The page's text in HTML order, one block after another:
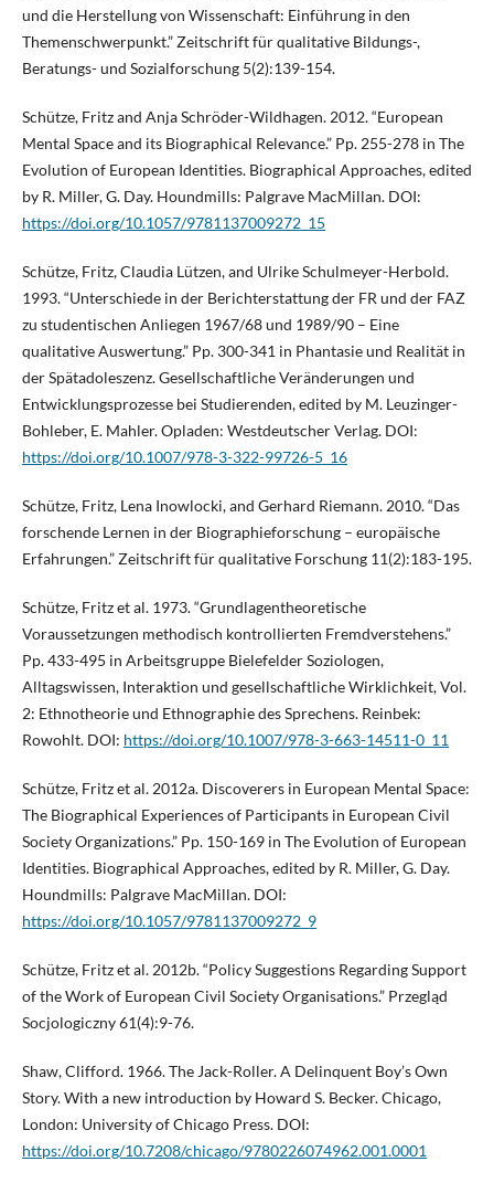
und die Herstellung von Wissenschaft: Einführung in den
Themenschwerpunkt.” Zeitschrift für qualitative Bildungs-,
Beratungs- und Sozialforschung 5(2):139-154.
Schütze, Fritz and Anja Schröder-Wildhagen. 2012. “European
Mental Space and its Biographical Relevance.” Pp. 255-278 in The
Evolution of European Identities. Biographical Approaches, edited
by R. Miller, G. Day. Houndmills: Palgrave MacMillan. DOI:
https://doi.org/10.1057/9781137009272_15
Schütze, Fritz, Claudia Lützen, and Ulrike Schulmeyer-Herbold.
1993. “Unterschiede in der Berichterstattung der FR und der FAZ
zu studentischen Anliegen 1967/68 und 1989/90 – Eine
qualitative Auswertung.” Pp. 300-341 in Phantasie und Realität in
der Spätadoleszenz. Gesellschaftliche Veränderungen und
Entwicklungsprozesse bei Studierenden, edited by M. Leuzinger-
Bohleber, E. Mahler. Opladen: Westdeutscher Verlag. DOI:
https://doi.org/10.1007/978-3-322-99726-5_16
Schütze, Fritz, Lena Inowlocki, and Gerhard Riemann. 2010. “Das
forschende Lernen in der Biographieforschung – europäische
Erfahrungen.” Zeitschrift für qualitative Forschung 11(2):183-195.
Schütze, Fritz et al. 1973. “Grundlagentheoretische
Voraussetzungen methodisch kontrollierten Fremdverstehens.”
Pp. 433-495 in Arbeitsgruppe Bielefelder Soziologen,
Alltagswissen, Interaktion und gesellschaftliche Wirklichkeit, Vol.
2: Ethnotheorie und Ethnographie des Sprechens. Reinbek:
Rowohlt. DOI: https://doi.org/10.1007/978-3-663-14511-0_11
Schütze, Fritz et al. 2012a. Discoverers in European Mental Space:
The Biographical Experiences of Participants in European Civil
Society Organizations.” Pp. 150-169 in The Evolution of European
Identities. Biographical Approaches, edited by R. Miller, G. Day.
Houndmills: Palgrave MacMillan. DOI:
https://doi.org/10.1057/9781137009272_9
Schütze, Fritz et al. 2012b. “Policy Suggestions Regarding Support
of the Work of European Civil Society Organisations.” Przegląd
Socjologiczny 61(4):9-76.
Shaw, Clifford. 1966. The Jack-Roller. A Delinquent Boy’s Own
Story. With a new introduction by Howard S. Becker. Chicago,
London: University of Chicago Press. DOI:
https://doi.org/10.7208/chicago/9780226074962.001.0001